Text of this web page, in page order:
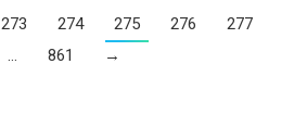
273 274 275 276
277
…
861 →